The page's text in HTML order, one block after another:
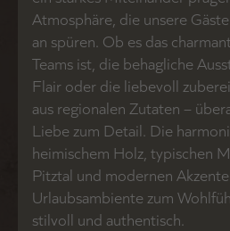
Atmosphäre, die unsere
an spüren. Ob es das
Teams ist, die behagliche
Flair oder die liebevoll
aus regionalen Zutaten –
Liebe zum Detail. Die
heimischem Holz, typischen
Pitztal und modernen
Urlaubsambiente zum
stilvoll und authentisch.